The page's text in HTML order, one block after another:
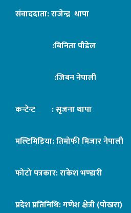
संवाददाता: राजेन्द्र थापा
:बिनिता पौडेल
:जिबन नेपाली
कन्टेन्ट : सृजना थापा
मल्टिमिडिया: तिमोफी मिजार नेपाली
फोटो पत्रकार: राकेश भण्डारी
प्रदेश प्रतिनिधि: गणेश क्षेत्री (पोखरा)